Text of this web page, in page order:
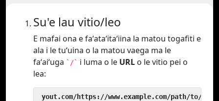
Su'e lau vitio/leo
E mafai ona e faʻataʻitaʻiina la matou togafiti e
ala i le tuʻuina o la matou vaega ma le
faʻaiʻuga `/` i luma o le URL o le vitio pei o
lea:
yout.com/https://www.example.com/path/to/